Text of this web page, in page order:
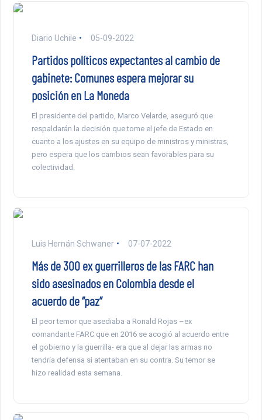
Diario Uchile 05-09-2022
Partidos políticos expectantes al cambio de
gabinete: Comunes espera mejorar su
posición en La Moneda
El presidente del partido, Marco Velarde, aseguró que
respaldarán la decisión que tome el jefe de Estado en
cuanto a los ajustes en su equipo de ministros y ministras,
pero espera que los cambios sean favorables para su
colectividad.
Luis Hernán Schwaner 07-07-2022
Más de 300 ex guerrilleros de las FARC han
sido asesinados en Colombia desde el
acuerdo de “paz”
El peor temor que asediaba a Ronald Rojas –ex
comandante FARC que en 2016 se acogió al acuerdo entre
el gobierno y la guerrilla- era que al dejar las armas no
tendría defensa si atentaban en su contra. Su temor se
hizo realidad esta semana.